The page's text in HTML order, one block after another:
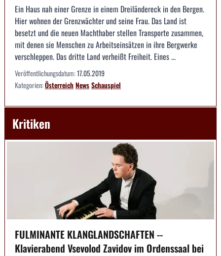
Ein Haus nah einer Grenze in einem Dreiländereck in den Bergen.
Hier wohnen der Grenzwächter und seine Frau. Das Land ist
besetzt und die neuen Machthaber stellen Transporte zusammen,
mit denen sie Menschen zu Arbeitseinsätzen in ihre Bergwerke
verschleppen. Das dritte Land verheißt Freiheit. Eines ...
Veröffentlichungsdatum:17.05.2019
Kategorien:ÖsterreichNewsSchauspiel
Kritiken
FULMINANTE KLANGLANDSCHAFTEN --
Klavierabend Vsevolod Zavidov im Ordenssaal bei